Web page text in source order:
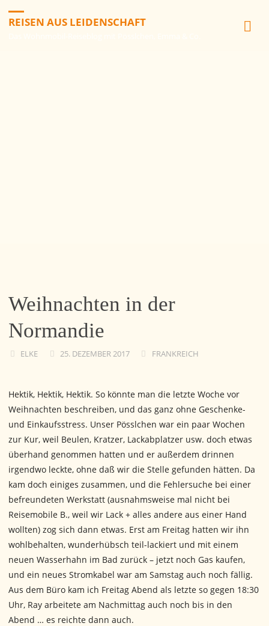
REISEN AUS LEIDENSCHAFT
Weihnachten in der
Normandie
ELKE 25. DEZEMBER 2017 FRANKREICH
Hektik, Hektik, Hektik. So könnte man die letzte Woche vor
Weihnachten beschreiben, und das ganz ohne Geschenke-
und Einkaufsstress. Unser Pösslchen war ein paar Wochen
zur Kur, weil Beulen, Kratzer, Lackabplatzer usw. doch etwas
überhand genommen hatten und er außerdem drinnen
irgendwo leckte, ohne daß wir die Stelle gefunden hätten. Da
kam doch einiges zusammen, und die Fehlersuche bei einer
befreundeten Werkstatt (ausnahmsweise mal nicht bei
Reisemobile B., weil wir Lack + alles andere aus einer Hand
wollten) zog sich dann etwas. Erst am Freitag hatten wir ihn
wohlbehalten, wunderhübsch teil-lackiert und mit einem
neuen Wasserhahn im Bad zurück – jetzt noch Gas kaufen,
und ein neues Stromkabel war am Samstag auch noch fällig.
Aus dem Büro kam ich Freitag Abend als letzte so gegen 18:30
Uhr, Ray arbeitete am Nachmittag auch noch bis in den
Abend … es reichte dann auch.